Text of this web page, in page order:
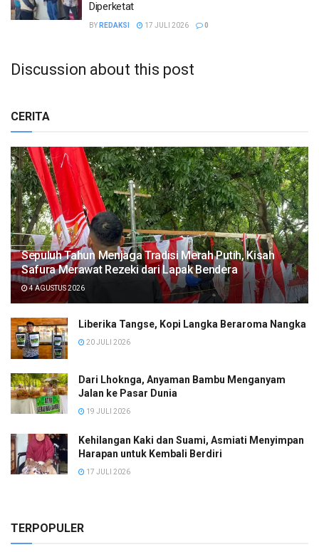
Diperketat
BY REDAKSI 17 JULI 2026 0
Discussion about this post
CERITA
Sepuluh Tahun Menjaga Tradisi Merah Putih, Kisah
Safura Merawat Rezeki dari Lapak Bendera
4 AGUSTUS 2026
Liberika Tangse, Kopi Langka Beraroma Nangka
20 JULI 2026
Dari Lhoknga, Anyaman Bambu Menganyam
Jalan ke Pasar Dunia
19 JULI 2026
Kehilangan Kaki dan Suami, Asmiati Menyimpan
Harapan untuk Kembali Berdiri
17 JULI 2026
TERPOPULER